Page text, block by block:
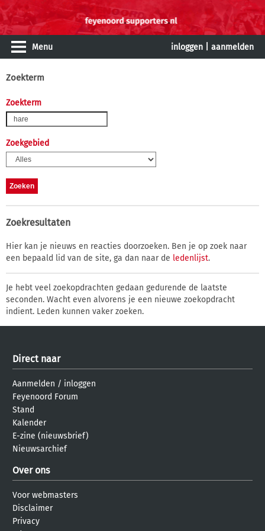
Menu inloggen aanmelden
Zoekterm
Zoekterm
Zoekgebied
Zoekresultaten
Hier kan je nieuws en reacties doorzoeken. Ben je op zoek naar
een bepaald lid van de site, ga dan naar de ledenlijst.
Je hebt veel zoekopdrachten gedaan gedurende de laatste
seconden. Wacht even alvorens je een nieuwe zoekopdracht
indient. Leden kunnen vaker zoeken.
Direct naar
Aanmelden / inloggen
Feyenoord Forum
Stand
Kalender
E-zine (nieuwsbrief)
Nieuwsarchief
Over ons
Voor webmasters
Disclaimer
Privacy